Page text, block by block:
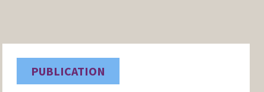
PUBLICATION